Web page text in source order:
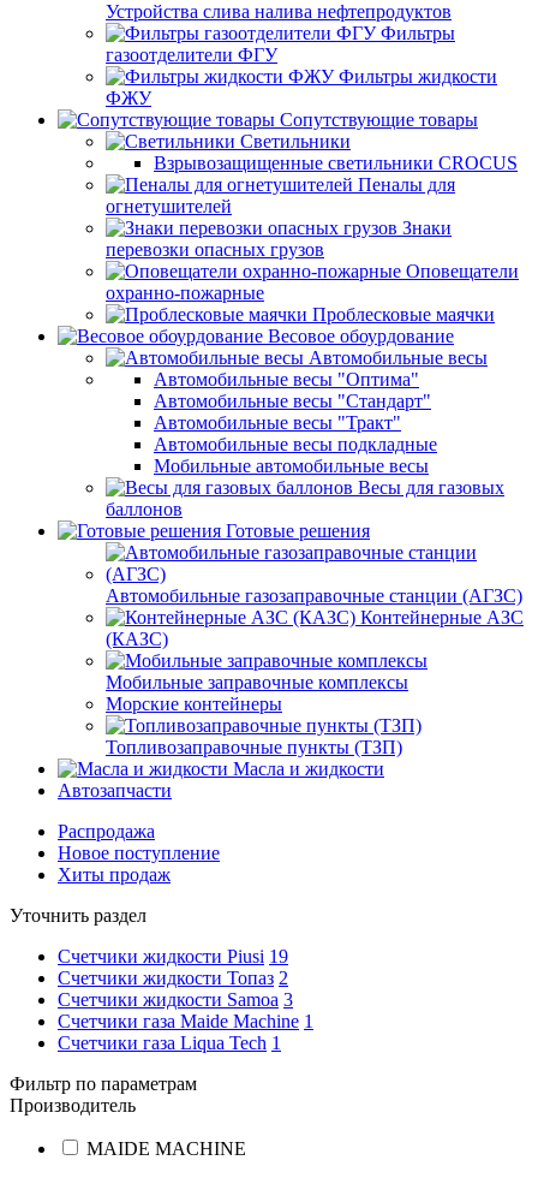
Устройства слива налива нефтепродуктов
Фильтры
газоотделители ФГУ
Фильтры жидкости
ФЖУ
Сопутствующие товары
Светильники
Взрывозащищенные светильники CROCUS
Пеналы для
огнетушителей
Знаки
перевозки опасных грузов
Оповещатели
охранно-пожарные
Проблесковые маячки
Весовое обоурдование
Автомобильные весы
Автомобильные весы "Оптима"
Автомобильные весы "Стандарт"
Автомобильные весы "Тракт"
Автомобильные весы подкладные
Мобильные автомобильные весы
Весы для газовых
баллонов
Готовые решения
Автомобильные газозаправочные станции (АГЗС)
Контейнерные АЗС
(КАЗС)
Мобильные заправочные комплексы
Морские контейнеры
Топливозаправочные пункты (ТЗП)
Масла и жидкости
Автозапчасти
Распродажа
Новое поступление
Хиты продаж
Уточнить раздел
Счетчики жидкости Piusi 19
Счетчики жидкости Топаз 2
Счетчики жидкости Samoa 3
Счетчики газа Maide Machine 1
Счетчики газа Liqua Tech 1
Фильтр по параметрам
Производитель
MAIDE MACHINE